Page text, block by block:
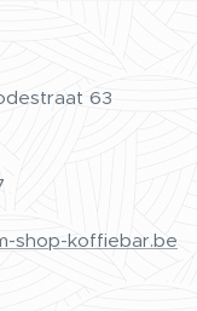
63
shop-koffiebar.be